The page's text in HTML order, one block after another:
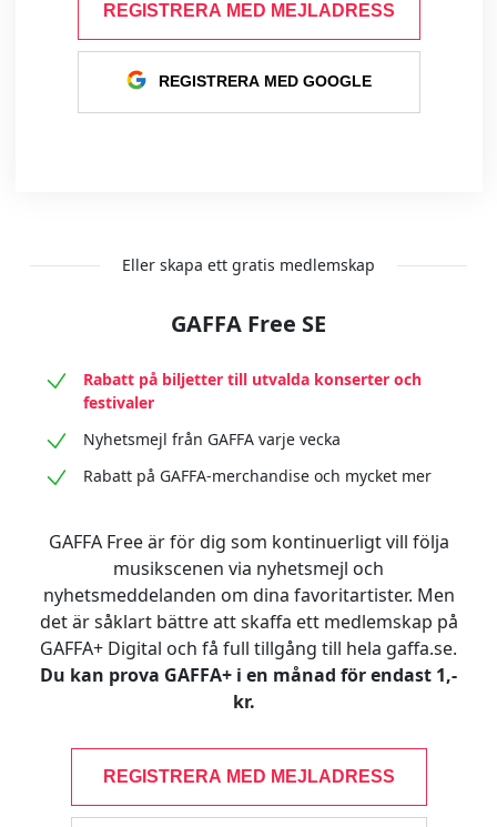
REGISTRERA MED MEJLADRESS
REGISTRERA MED GOOGLE
Eller skapa ett gratis medlemskap
GAFFA Free SE
Rabatt på biljetter till utvalda konserter och
festivaler
Nyhetsmejl från GAFFA varje vecka
Rabatt på GAFFA-merchandise och mycket mer
GAFFA Free är för dig som kontinuerligt vill följa
musikscenen via nyhetsmejl och
nyhetsmeddelanden om dina favoritartister. Men
det är såklart bättre att skaffa ett medlemskap på
GAFFA+ Digital och få full tillgång till hela gaffa.se.
Du kan prova GAFFA+ i en månad för endast 1,-
kr.
REGISTRERA MED MEJLADRESS